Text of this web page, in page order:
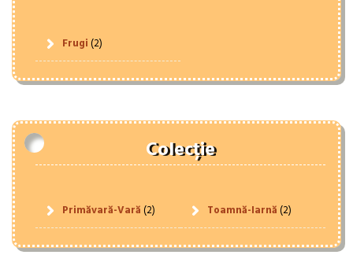
Frugi(2)
Colecție
Primăvară-Vară(2) Toamnă-Iarnă(2)